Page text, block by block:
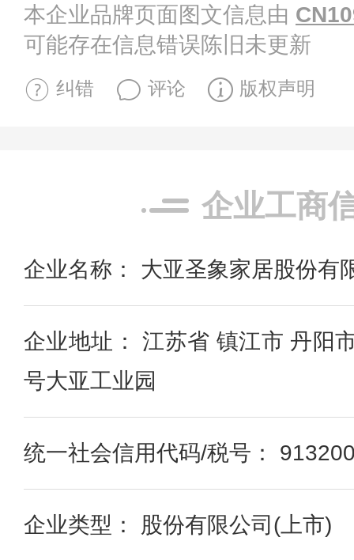
本企业品牌页面图文信息由
可能存在信息错误陈旧未更新
纠错 评论 版权声明
企业工商
企业名称： 大亚圣象家居股份有
企业地址： 江苏省 镇江市 丹阳
号大亚工业园
统一社会信用代码/税号：
企业类型： 股份有限公司(上市)